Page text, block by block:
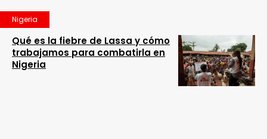
Nigeria
Qué es la fiebre de Lassa y cómo
trabajamos para combatirla en
Nigeria